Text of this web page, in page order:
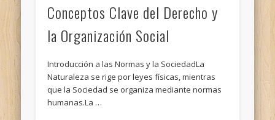
Conceptos Clave del Derecho y
la Organización Social
Introducción a las Normas y la SociedadLa
Naturaleza se rige por leyes físicas, mientras
que la Sociedad se organiza mediante normas
humanas.La …